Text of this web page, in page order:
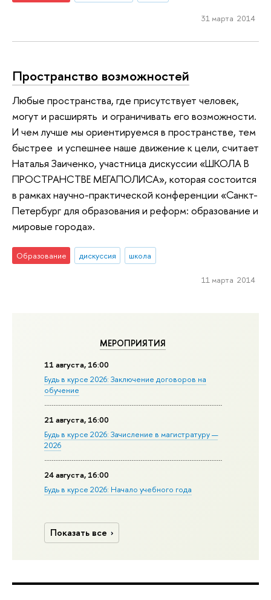
МЕРОПРИЯТИЯ
11 августа, 16:00
Будь в курсе 2026: Заключение договоров на
обучение
21 августа, 16:00
Будь в курсе 2026: Зачисление в магистратуру —
2026
24 августа, 16:00
Будь в курсе 2026: Начало учебного года
Показать все
31 марта 2014
Пространство возможностей
Любые пространства, где присутствует человек,
могут и расширять и ограничивать его возможности.
И чем лучше мы ориентируемся в пространстве, тем
быстрее и успешнее наше движение к цели, считает
Наталья Заиченко, участница дискуссии «ШКОЛА В
ПРОСТРАНСТВЕ МЕГАПОЛИСА», которая состоится
в рамках научно-практической конференции «Санкт-
Петербург для образования и реформ: образование и
мировые города».
Образование дискуссия школа
11 марта 2014